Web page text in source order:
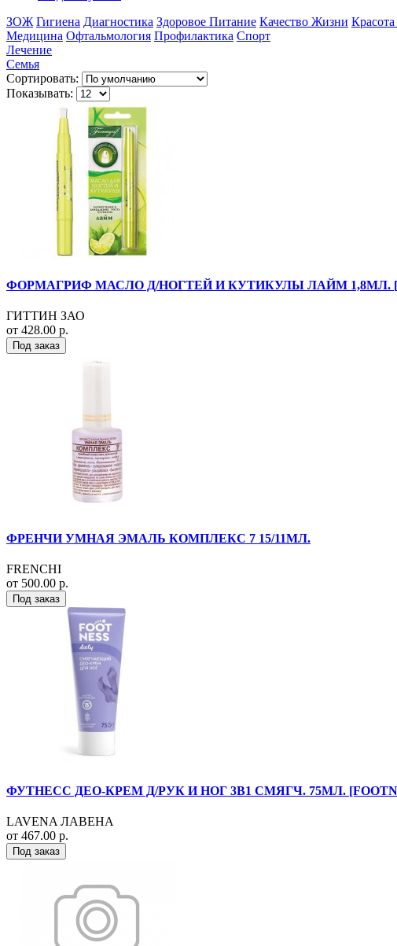
ЗОЖ Гигиена Диагностика Здоровое Питание Качество Жизни
Медицина Офтальмология Профилактика Спорт
Лечение
Семья
Сортировать:
Показывать:
ФОРМАГРИФ МАСЛО Д/НОГТЕЙ И КУТИКУЛЫ ЛАЙМ 1,8МЛ.
ГИТТИН ЗАО
от 428.00 р.
Под заказ
ФРЕНЧИ УМНАЯ ЭМАЛЬ КОМПЛЕКС 7 15/11МЛ.
FRENCHI
от 500.00 р.
Под заказ
ФУТНЕСС ДЕО-КРЕМ Д/РУК И НОГ 3В1 СМЯГЧ. 75МЛ.
LAVENA ЛАВЕНА
от 467.00 р.
Под заказ